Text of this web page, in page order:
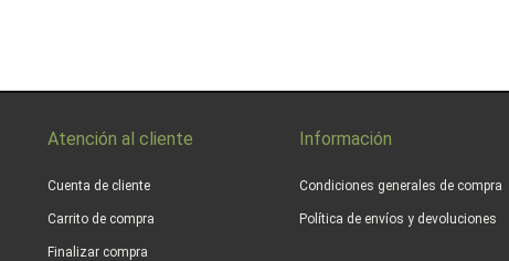
Atención al cliente
Cuenta de cliente
Carrito de compra
Finalizar compra
Información
Condiciones generales de compra
Política de envíos y devoluciones